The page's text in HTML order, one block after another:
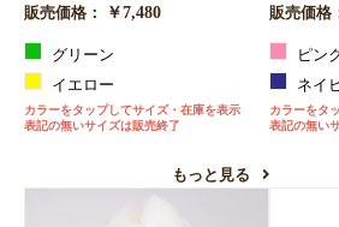
販売価格： ￥7,480
グリーン
イエロー
カラーをタップしてサイズ・在庫を表示
表記の無いサイズは販売終了
もっと見る
販売価格
ピン
ネイ
カラーをタ
表記の無い